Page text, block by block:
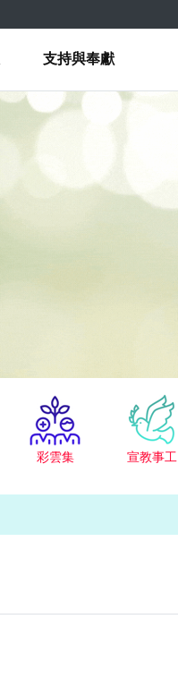
支持與奉獻
彩雲集 宣教事工